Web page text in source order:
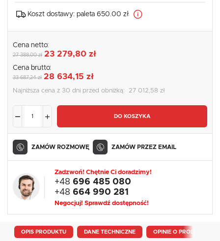
Koszt dostawy: paleta 650.00 zł
Cena netto:
27 388,00 zł 23 279,80 zł
Cena brutto:
33 687,24 zł 28 634,15 zł
Najniższa cena z 30 dni przed obniżką: 27 012,58 zł
DO KOSZYKA
ZAMÓW ROZMOWĘ ZAMÓW PRZEZ EMAIL
Zadzwoń! Chętnie Ci doradzimy!
+48 696 485 080
+48 664 990 281
Negocjuj! Sprawdź dostępność!
OPIS PRODUKTU DANE TECHNICZNE OPINIE O PRODUKCIE